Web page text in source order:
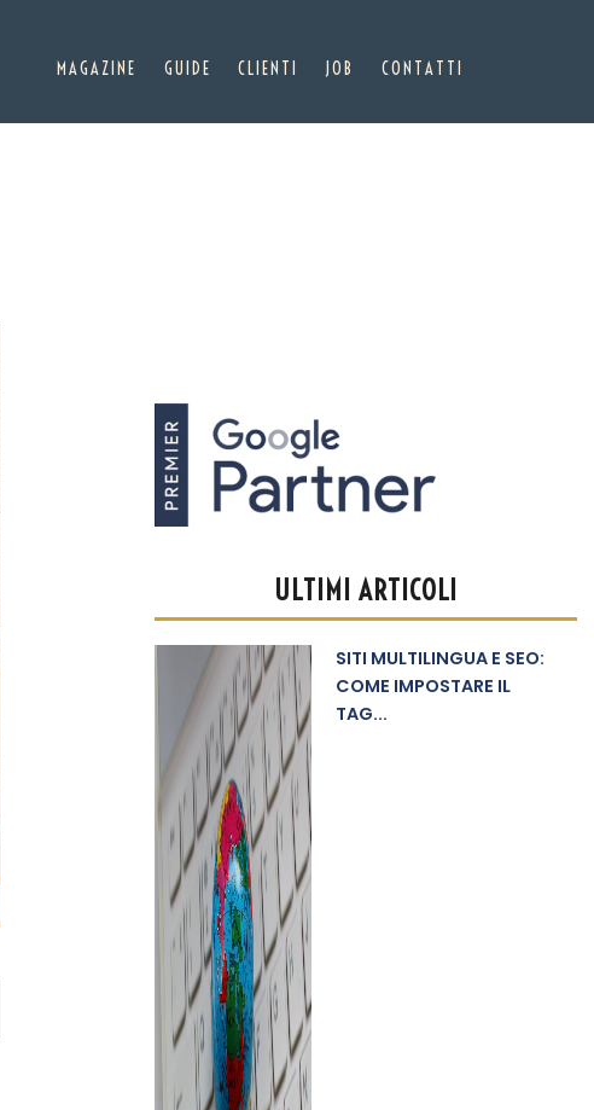
MAGAZINE GUIDE CLIENTI JOB CONTATTI
ULTIMI ARTICOLI
SITI MULTILINGUA E SEO:
COME IMPOSTARE IL
TAG...